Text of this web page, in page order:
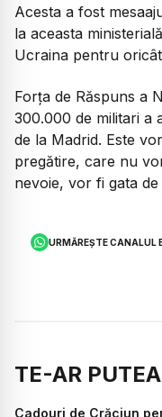
Acesta a fost
la aceasta
Ucraina pentru
Forța de Răspuns a
300.000 de militari a
de la Madrid. Este
pregătire, care nu
nevoie, vor fi gata
URMĂREȘTE CANALUL
TE-AR
Cadouri de Crăciun